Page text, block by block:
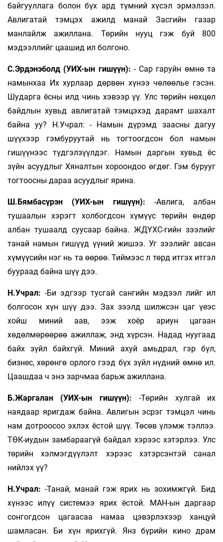
байгууллага болон бүх ард түмний хүсэл эрмэлзэл.
Авлигатай тэмцэх ажилд манай Засгийн газар
манлайлж ажиллана. Төрийн нууц гэж буй 800
мэдээллийг цаашид ил болгоно.
С.Эрдэнэболд (УИХ-ын гишүүн): - Сар гаруйн өмнө та
намынхаа Их хурлаар дөрвөн хүнээ чөлөөлье гэсэн.
Шударга ёсны илд чинь хэвээр үү. Улс төрийн нөхцөл
байдлын хувьд авлигатай тэмцэхэд дарамт шахалт
байна уу? Н.Учрал: - Намын дүрэмд заасны дагуу
шүүхээр гэмбуруутай нь тогтоогдсон бол намын
гишүүнээс түдгэлзүүлдэг. Намын даргын хувьд ёс
зүйн асуудлыг Хяналтын хороондоо өгдөг. Гэм бурууг
тогтоосны дараа асуудлыг ярина.
Ш.Бямбасүрэн (УИХ-ын гишүүн): -Авлига, албан
тушаалын хэрэгт холбогдсон хүмүүс төрийн өндөр
албан тушаалд суусаар байна. ЖДҮХС-гийн зээлийг
танай намын гишүүд үүний жишээ. Уг зээлийг авсан
хүмүүсийн нэг нь та өөрөө. Тиймээс л төрд итгэх итгэл
буураад байна шүү дээ.
Н.Учрал: -Би эдгээр тусгай сангийн мэ­дээл­­ лийг ил
болгосон хүн шүү дээ. Зах зээлд шилжсэн цаг үеэс
хойш миний аав, ээж хоёр ариун цагаан
хөдөлмөрөөрөө ажиллаж, энд хүрсэн. Надад нуугаад
байх зүйл байхгүй. Миний ахуй амьдрал, гэр бүл,
бизнес, хөрөнгө орлого гээд бүх зүйл нүдний өмнө ил.
Цаашдаа ч энэ зарчмаа барьж ажиллана.
Б.Жаргалан (УИХ-ын гишүүн): -Төрийн хулгай их
наядаар яригдаж байна. Авлигын эсрэг тэмцэл чинь
нам дотроосоо эхлэх ёс­той шүү. Төсөв үлэмж тэллээ.
ТӨК-иудын зам­бараагүй байдал хэрээс хэтэрлээ. Улс
төрийн хэл­мэгдүүлэлт хэрээс хэтэрсэнтэй санал
нийлэх үү?
Н.Учрал: -Танай, манай гэж ярих нь зохимж­гүй. Бид
хүнээс илүү системээ ярих ёстой. МАН-ын даргаар
сонгогдсон цагаасаа намаа цэвэрлэхээр ханцуй
шамласан. Би хүн ярихгүй. Янз бүрийн кино драм